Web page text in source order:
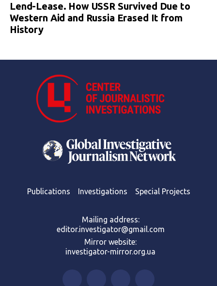
Lend-Lease. How USSR Survived Due to
Western Aid and Russia Erased It from
History
Publications Investigations Special Projects
Mailing address:
editor.investigator@gmail.com
Mirror website:
investigator-mirror.org.ua